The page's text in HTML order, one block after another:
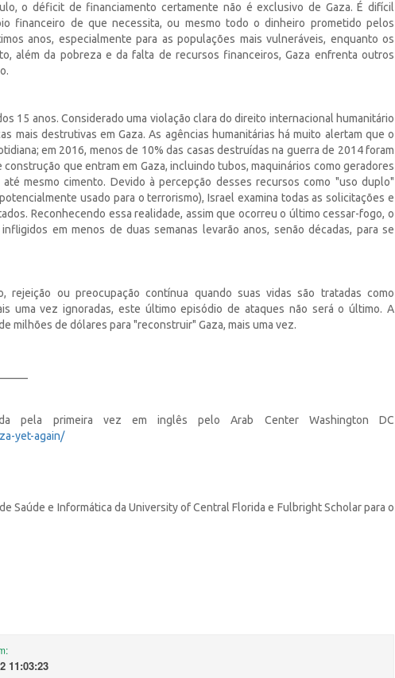
o déficit de financiamento certamente não é exclusivo de Gaza. É difícil
financeiro de que necessita, ou mesmo todo o dinheiro prometido pelos
anos, especialmente para as populações mais vulneráveis, enquanto os
além da pobreza e da falta de recursos financeiros, Gaza enfrenta outros
15 anos. Considerado uma violação clara do direito internacional humanitário
mais destrutivas em Gaza. As agências humanitárias há muito alertam que o
em 2016, menos de 10% das casas destruídas na guerra de 2014 foram
que entram em Gaza, incluindo tubos, maquinários como geradores
mesmo cimento. Devido à percepção desses recursos como "uso duplo"
usado para o terrorismo), Israel examina todas as solicitações e
Reconhecendo essa realidade, assim que ocorreu o último cessar-fogo, o
em menos de duas semanas levarão anos, senão décadas, para se
rejeição ou preocupação contínua quando suas vidas são tratadas como
uma vez ignoradas, este último episódio de ataques não será o último. A
milhões de dólares para "reconstruir" Gaza, mais uma vez.
pela primeira vez em inglês pelo Arab Center Washington DC
yet-again/
Saúde e Informática da University of Central Florida e Fulbright Scholar para o
11:03:23